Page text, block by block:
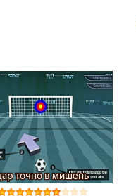
точно в мишень